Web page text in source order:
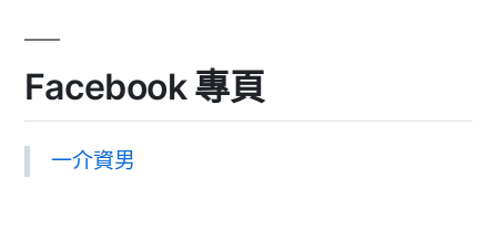
Facebook 專頁
一介資男